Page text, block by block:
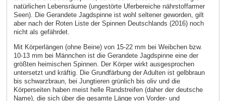
natürlichen Lebensräume (ungestörte Uferbereiche nährstoffarmer
Seen). Die Gerandete Jagdspinne ist wohl seltener geworden, gilt
aber nach der Roten Liste der Spinnen Deutschlands (2016) noch
nicht als gefährdet.
Mit Körperlängen (ohne Beine) von 15-22 mm bei Weibchen bzw.
10-13 mm bei Männchen ist die Gerandete Jagdspinne eine der
größten heimischen Spinnen. Der Körper wirkt ausgesprochen
untersetzt und kräftig. Die Grundfärbung der Adulten ist gelbbraun
bis schwarzbraun, bei Jungtieren grünlich bis oliv und die
Körperseiten haben meist helle Randstreifen (daher der deutsche
Name), die sich über die gesamte Länge von Vorder- und